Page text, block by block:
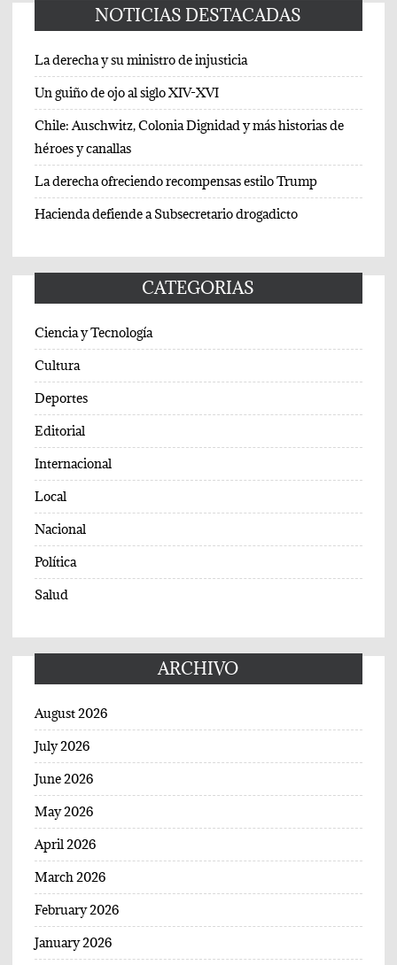
NOTICIAS DESTACADAS
La derecha y su ministro de injusticia
Un guiño de ojo al siglo XIV-XVI
Chile: Auschwitz, Colonia Dignidad y más historias de
héroes y canallas
La derecha ofreciendo recompensas estilo Trump
Hacienda defiende a Subsecretario drogadicto
CATEGORIAS
Ciencia y Tecnología
Cultura
Deportes
Editorial
Internacional
Local
Nacional
Política
Salud
ARCHIVO
August 2026
July 2026
June 2026
May 2026
April 2026
March 2026
February 2026
January 2026